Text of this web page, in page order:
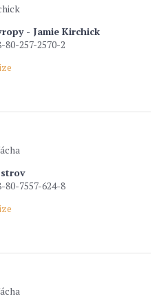
- Jamie Kirchick
80-257-2570-2
80-7557-624-8